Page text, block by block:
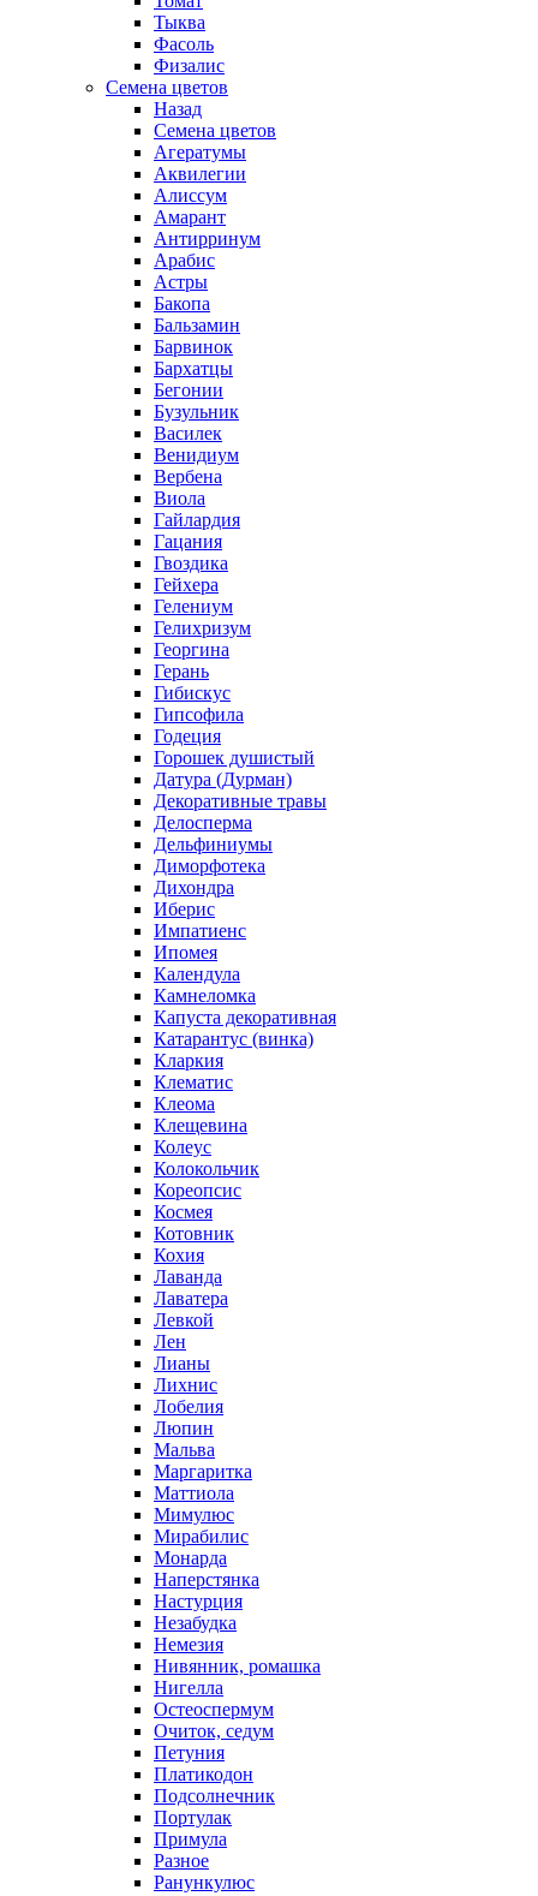
Тыква
Фасоль
Физалис
Семена цветов
Назад
Семена цветов
Агератумы
Аквилегии
Алиссум
Амарант
Антирринум
Арабис
Астры
Бакопа
Бальзамин
Барвинок
Бархатцы
Бегонии
Бузульник
Василек
Венидиум
Вербена
Виола
Гайлардия
Гацания
Гвоздика
Гейхера
Гелениум
Гелихризум
Георгина
Герань
Гибискус
Гипсофила
Годеция
Горошек душистый
Датура (Дурман)
Декоративные травы
Делосперма
Дельфиниумы
Диморфотека
Дихондра
Иберис
Импатиенс
Ипомея
Календула
Камнеломка
Капуста декоративная
Катарантус (винка)
Кларкия
Клематис
Клеома
Клещевина
Колеус
Колокольчик
Кореопсис
Космея
Котовник
Кохия
Лаванда
Лаватера
Левкой
Лен
Лианы
Лихнис
Лобелия
Люпин
Мальва
Маргаритка
Маттиола
Мимулюс
Мирабилис
Монарда
Наперстянка
Настурция
Незабудка
Немезия
Нивянник, ромашка
Нигелла
Остеоспермум
Очиток, седум
Петуния
Платикодон
Подсолнечник
Портулак
Примула
Разное
Ранункулюс